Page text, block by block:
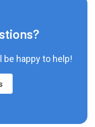
be happy to help!